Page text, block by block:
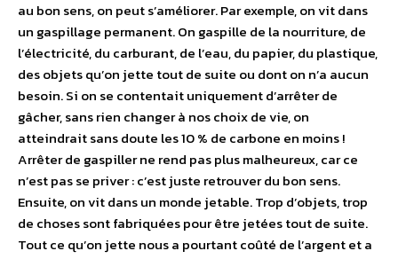
au bon sens, on peut s’améliorer. Par exemple, on vit dans
un gaspillage permanent. On gaspille de la nourriture, de
l’électricité, du carburant, de l’eau, du papier, du plastique,
des objets qu’on jette tout de suite ou dont on n’a aucun
besoin. Si on se contentait uniquement d’arrêter de
gâcher, sans rien changer à nos choix de vie, on
atteindrait sans doute les 10 % de carbone en moins !
Arrêter de gaspiller ne rend pas plus malheureux, car ce
n’est pas se priver : c’est juste retrouver du bon sens.
Ensuite, on vit dans un monde jetable. Trop d’objets, trop
de choses sont fabriquées pour être jetées tout de suite.
Tout ce qu’on jette nous a pourtant coûté de l’argent et a